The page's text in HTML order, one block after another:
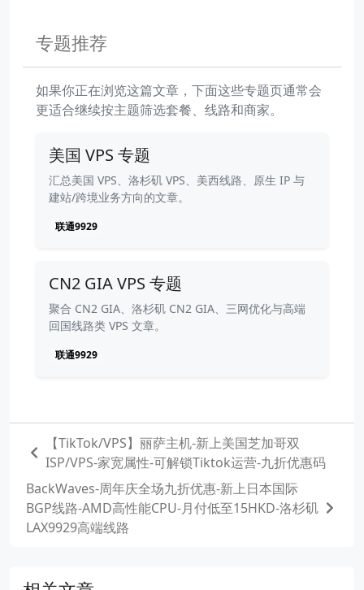
专题推荐
如果你正在浏览这篇文章，下面这些专题页通常会
更适合继续按主题筛选套餐、线路和商家。
美国 VPS 专题
汇总美国 VPS、洛杉矶 VPS、美西线路、原生 IP 与
建站/跨境业务方向的文章。
联通9929
CN2 GIA VPS 专题
聚合 CN2 GIA、洛杉矶 CN2 GIA、三网优化与高端
回国线路类 VPS 文章。
联通9929
【TikTok/VPS】丽萨主机-新上美国芝加哥双
ISP/VPS-家宽属性-可解锁Tiktok运营-九折优惠码
BackWaves-周年庆全场九折优惠-新上日本国际
BGP线路-AMD高性能CPU-月付低至15HKD-洛杉矶
LAX9929高端线路